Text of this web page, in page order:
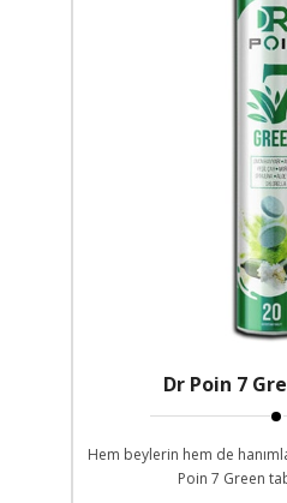
Dr Poin 7
Hem beylerin hem de
Poin 7 Green